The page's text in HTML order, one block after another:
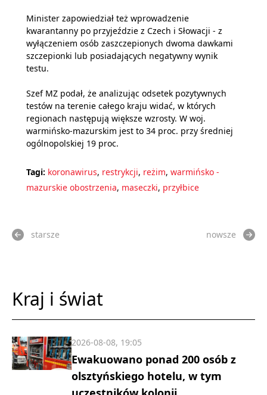
Minister zapowiedział też wprowadzenie
kwarantanny po przyjeździe z Czech i Słowacji - z
wyłączeniem osób zaszczepionych dwoma dawkami
szczepionki lub posiadających negatywny wynik
testu.
Szef MZ podał, że analizując odsetek pozytywnych
testów na terenie całego kraju widać, w których
regionach następują większe wzrosty. W woj.
warmińsko-mazurskim jest to 34 proc. przy średniej
ogólnopolskiej 19 proc.
Tagi: koronawirus, restrykcji, reżim, warmińsko -
mazurskie obostrzenia, maseczki, przyłbice
starsze nowsze
Kraj i świat
Ewakuowano ponad 200 osób z
olsztyńskiego hotelu, w tym
2026-08-08, 19:05